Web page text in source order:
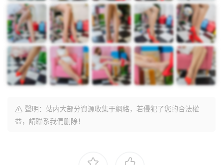
聲明：站内大部分資源收集于網絡，若侵犯了您的合法權
益，請聯系我們删除！